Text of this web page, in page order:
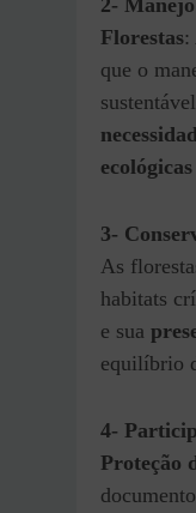
Florestas:
que o
3-
As
habitats
e sua
equilíbrio
4-
Proteção